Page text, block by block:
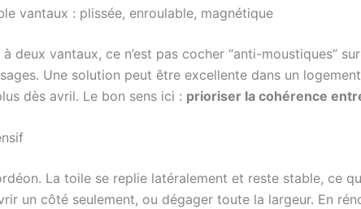
vantaux : plissée, enroulable, magnétique
vantaux, ce n’est pas cocher “anti-moustiques”
Une solution peut être excellente dans un
dès avril. Le bon sens ici : prioriser la cohérence
La toile se replie latéralement et reste stable, ce
un côté seulement, ou dégager toute la largeur. En